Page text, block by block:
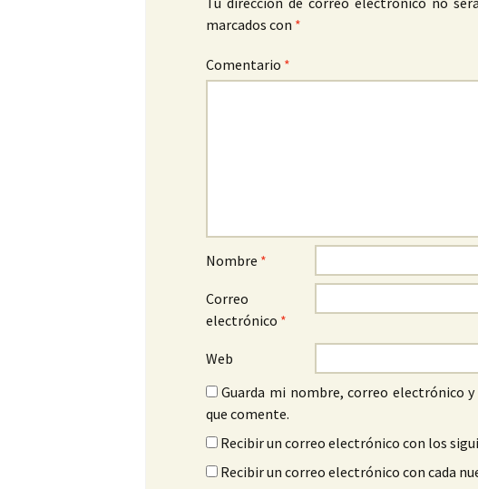
marcados con *
Comentario *
Nombre *
Correo
electrónico *
Web
Guarda mi nombre, correo electrónico
que comente.
Recibir un correo electrónico con los
Recibir un correo electrónico con cada